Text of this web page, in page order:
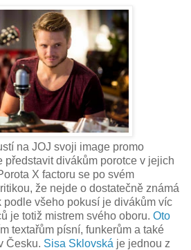
na JOJ svoji image promo
představit divákům porotce v jejich
X factoru se po svém
že nejde o dostatečně známá
podle všeho pokusí je divákům víc
je totiž mistrem svého oboru. Oto
textařům písní, funkerům a také
Česku. Sisa Sklovská je jednou z